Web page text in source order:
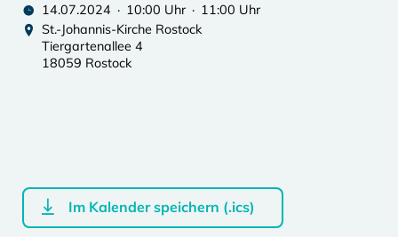
14.07.2024 · 10:00 Uhr · 11:00 Uhr
St.-Johannis-Kirche Rostock
Tiergartenallee 4
18059 Rostock
Im Kalender speichern (.ics)